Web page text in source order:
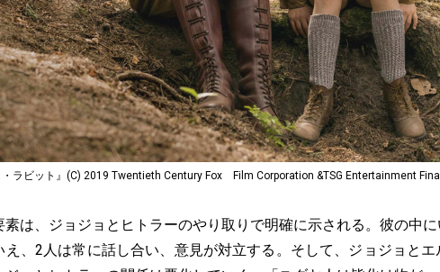
・ラビット』(C) 2019 Twentieth Century Fox Film Corporation &TSG Entertainment
は、ジョジョとヒトラーのやり取りで明確に示される。彼の中
え、2人は常に話し合い、意見が対立する。そして、ジョジョと